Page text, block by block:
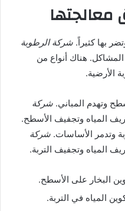
معالجتها
بها كثيراً. شركة الرطوبة
هناك أنواع من
الأرضية.
وتهدم المباني. شركة
المياه وتجفيف الأسطح.
وتدمر الأساسات. شركة
المياه وتجفيف التربة.
البخار على الأسطح.
المياه في التربة.